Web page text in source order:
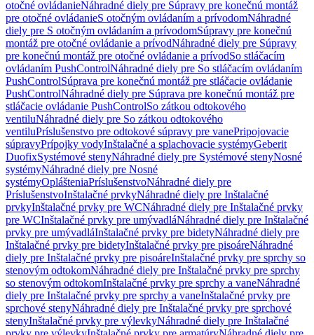
otočné ovládanieNáhradné diely pre Súpravy pre konečnú montáž
pre otočné ovládanieS otočným ovládaním a prívodomNáhradné
diely pre S otočným ovládaním a prívodomSúpravy pre konečnú
montáž pre otočné ovládanie a prívodNáhradné diely pre Súpravy
pre konečnú montáž pre otočné ovládanie a prívodSo stláčacím
ovládaním PushControlNáhradné diely pre So stláčacím ovládaním
PushControlSúprava pre konečnú montáž pre stláčacie ovládanie
PushControlNáhradné diely pre Súprava pre konečnú montáž pre
stláčacie ovládanie PushControlSo zátkou odtokového
ventiluNáhradné diely pre So zátkou odtokového
ventiluPríslušenstvo pre odtokové súpravy pre vanePripojovacie
súpravyPrípojky vodyInštalačné a splachovacie systémyGeberit
DuofixSystémové stenyNáhradné diely pre Systémové stenyNosné
systémyNáhradné diely pre Nosné
systémyOplášteniaPríslušenstvoNáhradné diely pre
PríslušenstvoInštalačné prvkyNáhradné diely pre Inštalačné
prvkyInštalačné prvky pre WCNáhradné diely pre Inštalačné prvky
pre WCInštalačné prvky pre umývadláNáhradné diely pre Inštalačné
prvky pre umývadláInštalačné prvky pre bidetyNáhradné diely pre
Inštalačné prvky pre bidetyInštalačné prvky pre pisoáreNáhradné
diely pre Inštalačné prvky pre pisoáreInštalačné prvky pre sprchy so
stenovým odtokomNáhradné diely pre Inštalačné prvky pre sprchy
so stenovým odtokomInštalačné prvky pre sprchy a vaneNáhradné
diely pre Inštalačné prvky pre sprchy a vaneInštalačné prvky pre
sprchové stenyNáhradné diely pre Inštalačné prvky pre sprchové
stenyInštalačné prvky pre výlevkyNáhradné diely pre Inštalačné